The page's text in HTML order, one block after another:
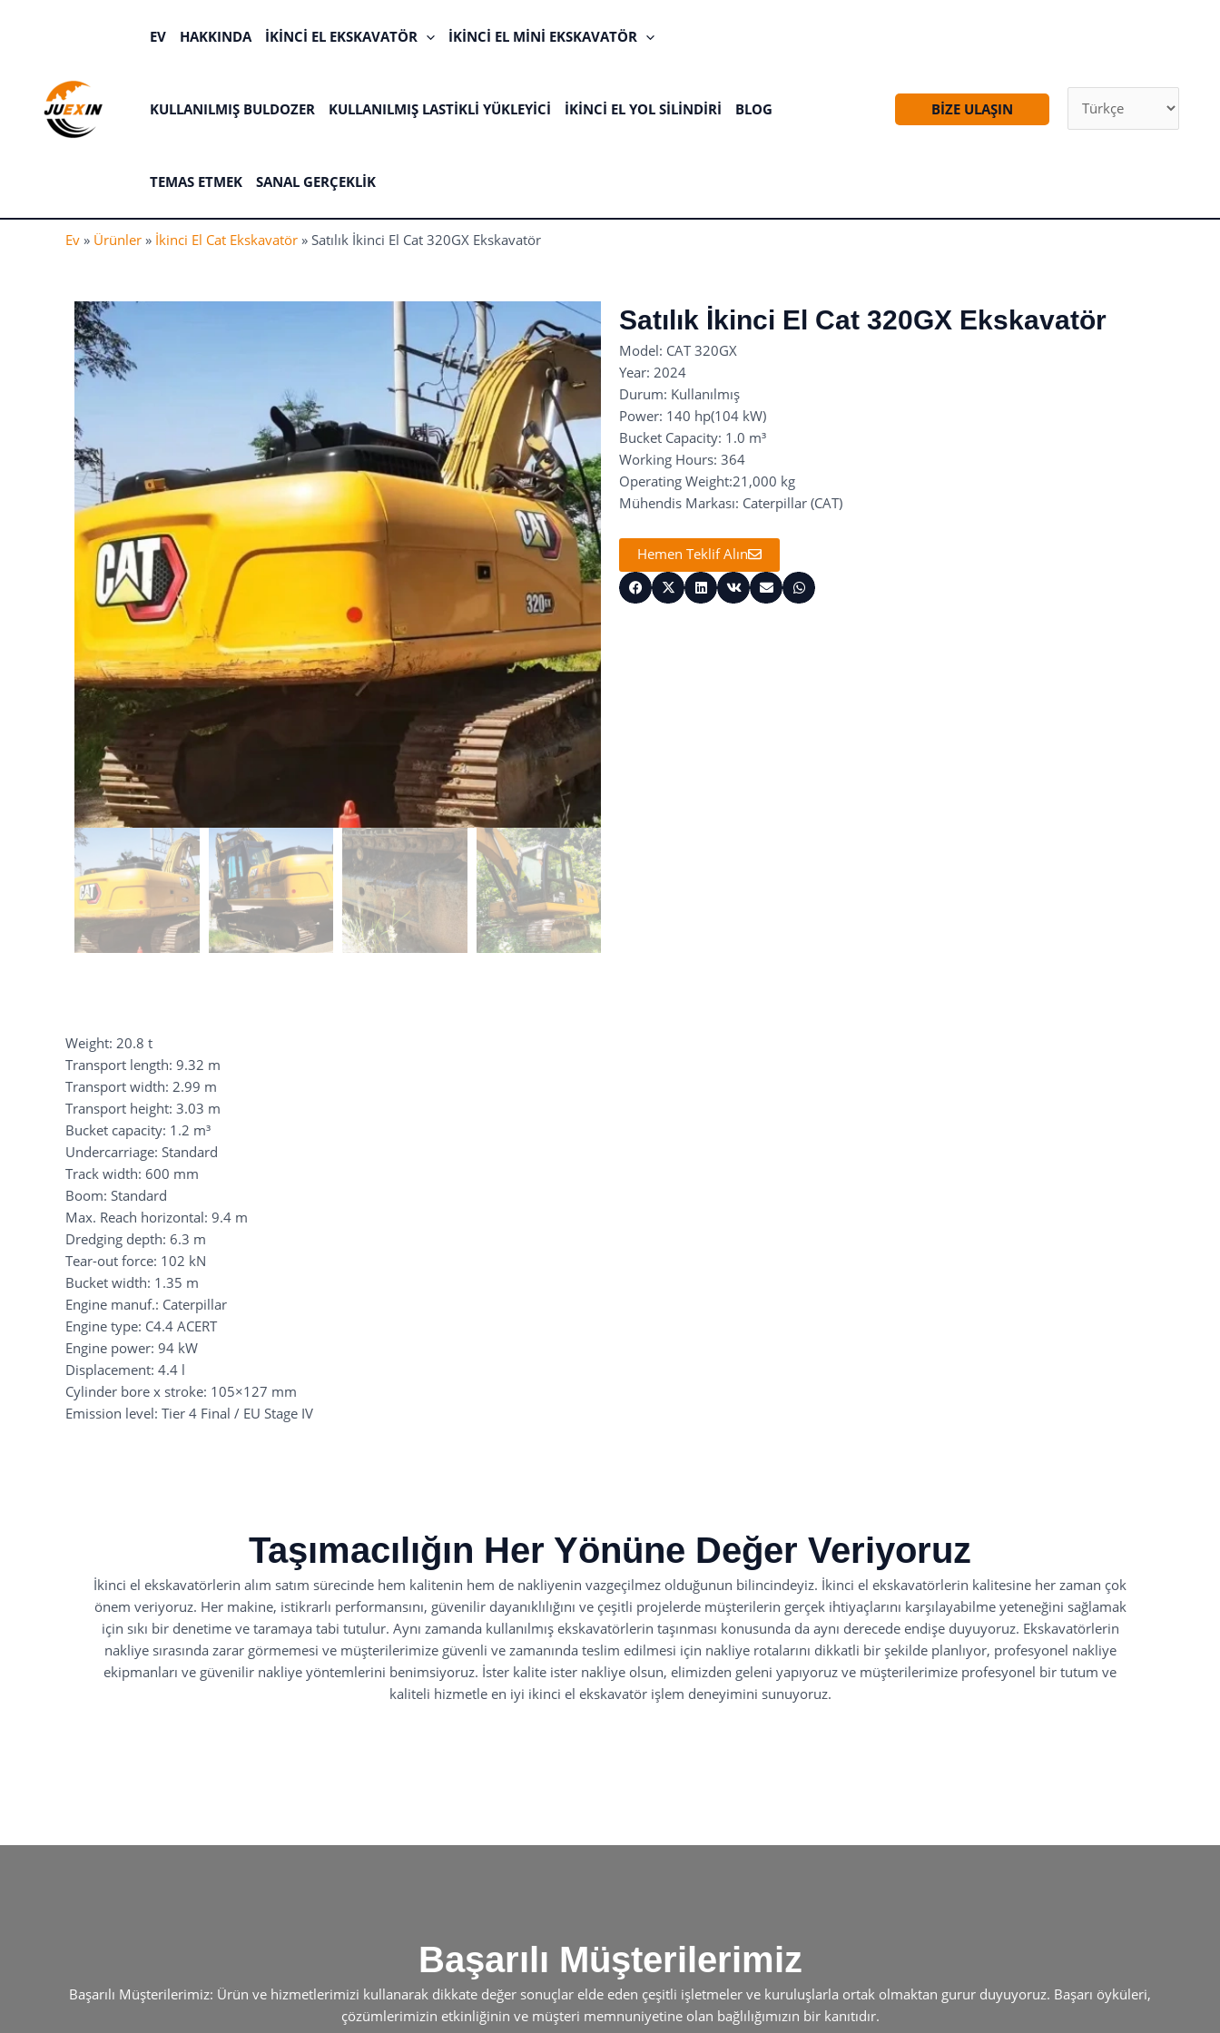
EV HAKKINDA İKINCI EL EKSKAVATÖR İKINCI EL MINI EKSKAVATÖR
KULLANILMIŞ BULDOZER KULLANILMIŞ LASTIKLI YÜKLEYICI İKINCI EL YOL SILINDIRI BLOG
TEMAS ETMEK SANAL GERÇEKLIK
BIZE ULAŞIN
Ev » Ürünler » İkinci El Cat Ekskavatör » Satılık İkinci El Cat 320GX Ekskavatör
Satılık İkinci El Cat 320GX Ekskavatör
Model: CAT 320GX
Year: 2024
Durum: Kullanılmış
Power: 140 hp(104 kW)
Bucket Capacity: 1.0 m³
Working Hours: 364
Operating Weight:21,000 kg
Mühendis Markası: Caterpillar (CAT)
Hemen Teklif Alın
Weight: 20.8 t
Transport length: 9.32 m
Transport width: 2.99 m
Transport height: 3.03 m
Bucket capacity: 1.2 m³
Undercarriage: Standard
Track width: 600 mm
Boom: Standard
Max. Reach horizontal: 9.4 m
Dredging depth: 6.3 m
Tear-out force: 102 kN
Bucket width: 1.35 m
Engine manuf.: Caterpillar
Engine type: C4.4 ACERT
Engine power: 94 kW
Displacement: 4.4 l
Cylinder bore x stroke: 105×127 mm
Emission level: Tier 4 Final / EU Stage IV
Taşımacılığın Her Yönüne Değer Veriyoruz
İkinci el ekskavatörlerin alım satım sürecinde hem kalitenin hem de nakliyenin vazgeçilmez olduğunun bilincindeyiz. İkinci el ekskavatörlerin kalitesine her zaman çok
önem veriyoruz. Her makine, istikrarlı performansını, güvenilir dayanıklılığını ve çeşitli projelerde müşterilerin gerçek ihtiyaçlarını karşılayabilme yeteneğini sağlamak
için sıkı bir denetime ve taramaya tabi tutulur. Aynı zamanda kullanılmış ekskavatörlerin taşınması konusunda da aynı derecede endişe duyuyoruz. Ekskavatörlerin
nakliye sırasında zarar görmemesi ve müşterilerimize güvenli ve zamanında teslim edilmesi için nakliye rotalarını dikkatli bir şekilde planlıyor, profesyonel nakliye
ekipmanları ve güvenilir nakliye yöntemlerini benimsiyoruz. İster kalite ister nakliye olsun, elimizden geleni yapıyoruz ve müşterilerimize profesyonel bir tutum ve
kaliteli hizmetle en iyi ikinci el ekskavatör işlem deneyimini sunuyoruz.
Başarılı Müşterilerimiz
Başarılı Müşterilerimiz: Ürün ve hizmetlerimizi kullanarak dikkate değer sonuçlar elde eden çeşitli işletmeler ve kuruluşlarla ortak olmaktan gurur duyuyoruz. Başarı öyküleri,
çözümlerimizin etkinliğinin ve müşteri memnuniyetine olan bağlılığımızın bir kanıtıdır.